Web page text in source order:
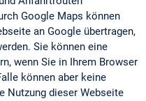
Google Maps können
an Google übertragen,
Sie können eine
wenn Sie in Ihrem Browser
können aber keine
Nutzung dieser Webseite